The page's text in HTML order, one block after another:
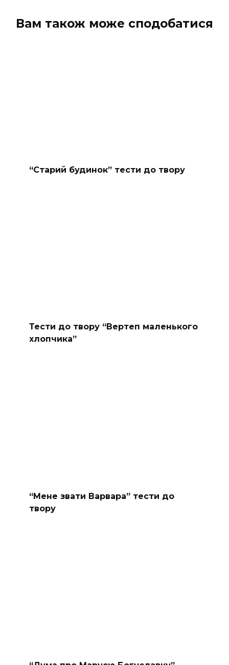
Вам також може сподобатися
“Старий будинок” тести до твору
Тести до твору “Вертеп маленького
хлопчика”
“Мене звати Варвара” тести до
твору